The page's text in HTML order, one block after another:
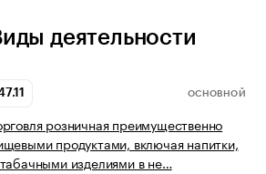
деятельности
ОСНОВНОЙ
розничная преимущественно
продуктами, включая напитки,
изделиями в не…